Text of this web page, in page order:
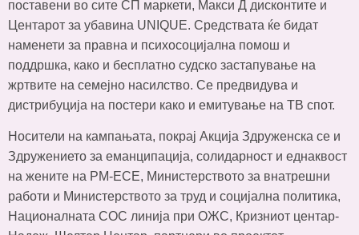
поставени во сите СП маркети, Макси Д дисконтите и
Центарот за убавина UNIQUE. Средствата ќе бидат
наменети за правна и психосоцијална помош и
поддршка, како и бесплатно судско застапување на
жртвите на семејно насилство. Се предвидува и
дистрибуција на постери како и емитување на ТВ спот.
Носители на кампањата, покрај Акција Здруженска се и
Здружението за еманципација, солидарност и еднаквост
на жените на РМ-ЕСЕ, Министерството за внатрешни
работи и Министерството за труд и социјална политика,
Националната СОС линија при ОЖС, Кризниот центар-